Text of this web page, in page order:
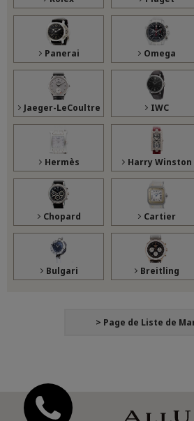
Panerai Omega
Jaeger-LeCoultre IWC
Hermès Harry Winston
Chopard Cartier
Bulgari Breitling
> Page de Liste de